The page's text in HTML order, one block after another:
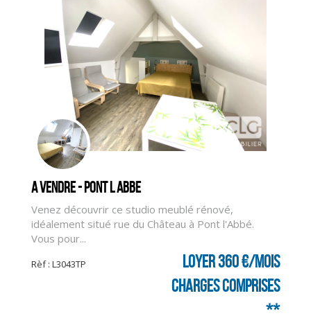
CLIQUER ICI POUR AGRANDIR
A vendre - PONT L ABBE
Venez découvrir ce studio meublé rénové,
idéalement situé rue du Château à Pont l'Abbé.
Vous pour...
Rèf : L3043TP
Loyer 360 €/mois
charges comprises
**